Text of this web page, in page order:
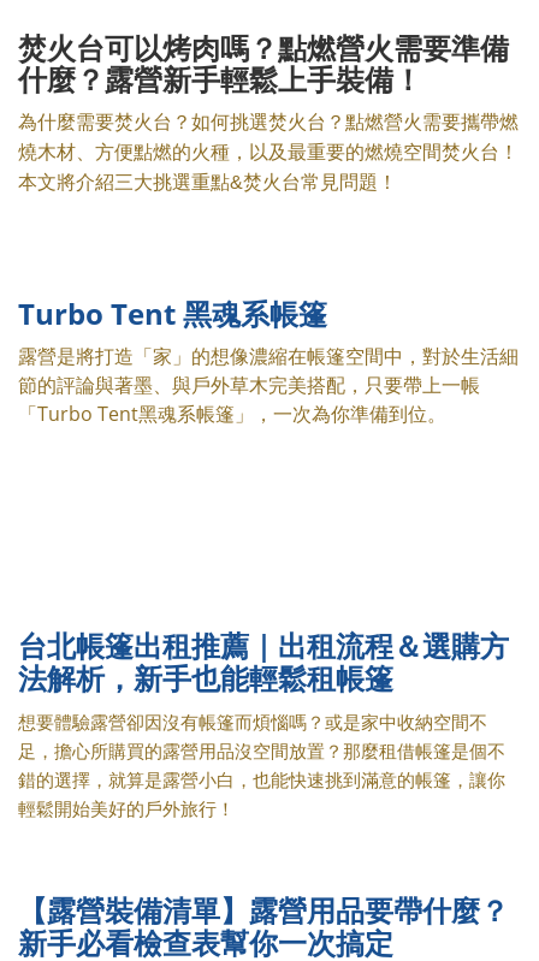
焚火台可以烤肉嗎？點燃營火需要準備
什麼？露營新手輕鬆上手裝備！
為什麼需要焚火台？如何挑選焚火台？點燃營火需要攜帶燃
燒木材、方便點燃的火種，以及最重要的燃燒空間焚火台！
本文將介紹三大挑選重點&焚火台常見問題！
Turbo Tent 黑魂系帳篷
露營是將打造「家」的想像濃縮在帳篷空間中，對於生活細
節的評論與著墨、與戶外草木完美搭配，只要帶上一帳
「Turbo Tent黑魂系帳篷」，一次為你準備到位。
台北帳篷出租推薦｜出租流程＆選購方
法解析，新手也能輕鬆租帳篷
想要體驗露營卻因沒有帳篷而煩惱嗎？或是家中收納空間不
足，擔心所購買的露營用品沒空間放置？那麼租借帳篷是個不
錯的選擇，就算是露營小白，也能快速挑到滿意的帳篷，讓你
輕鬆開始美好的戶外旅行！
【露營裝備清單】露營用品要帶什麼？
新手必看檢查表幫你一次搞定